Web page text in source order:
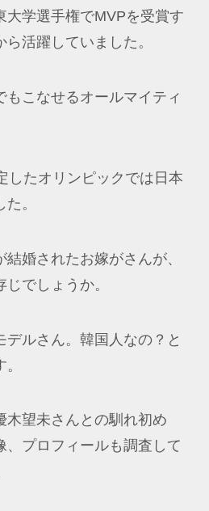
大学選手権でMVPを受賞す
活躍していました。
こなせるオールマイティ
したオリンピックでは日本
。
婚されたお嫁がさんが、
でしょうか。
ルさん。韓国人なの？と
木望未さんとの馴れ初め
、プロフィールも調査して